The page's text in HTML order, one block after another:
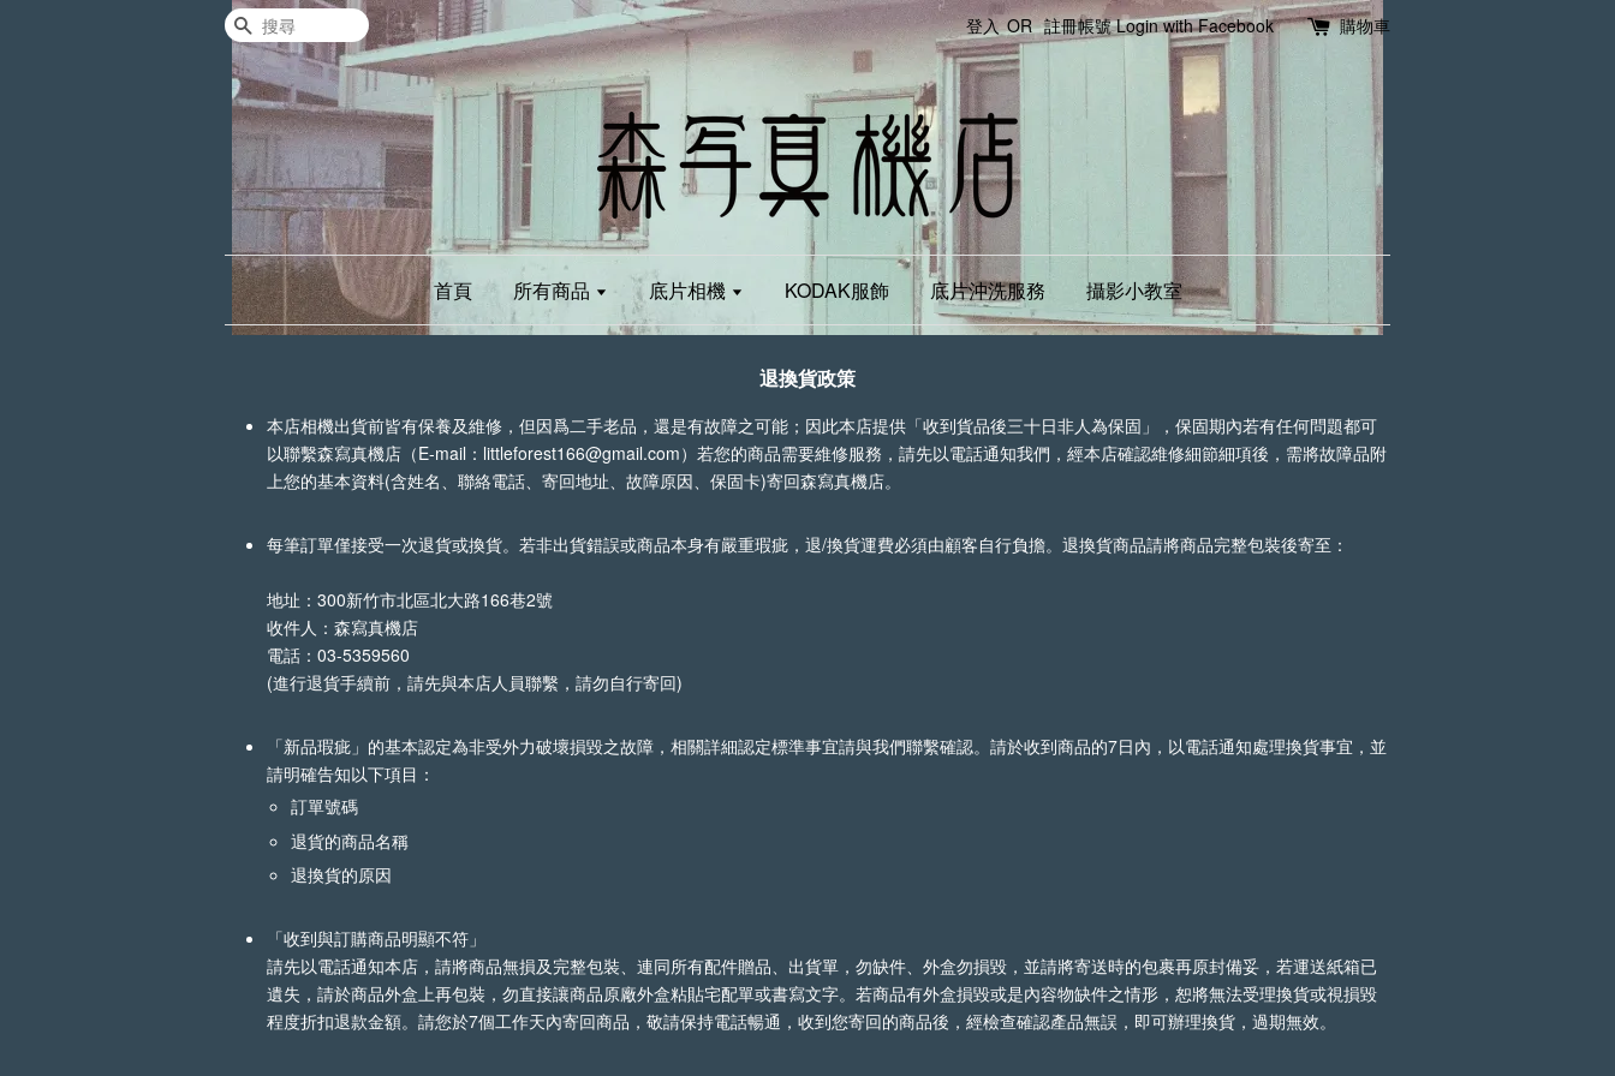
搜尋 登入 OR 註冊帳號 Login with Facebook 購物車
首頁 所有商品 底片相機 KODAK服飾 底片沖洗服務 攝影小教室
退換貨政策
本店相機出貨前皆有保養及維修，但因爲二手老品，還是有故障之可能；因此本店提供「收到貨品後三十日非人為保固」，保固期內若有任何問題都可
以聯繫森寫真機店（E-mail：littleforest166@gmail.com）若您的商品需要維修服務，請先以電話通知我們，經本店確認維修細節細項後，需將故障品附
上您的基本資料(含姓名、聯絡電話、寄回地址、故障原因、保固卡)寄回森寫真機店。
每筆訂單僅接受一次退貨或換貨。若非出貨錯誤或商品本身有嚴重瑕疵，退/換貨運費必須由顧客自行負擔。 退換貨商品請將商品完整包裝後寄至：
地址：300新竹市北區北大路166巷2號
收件人：森寫真機店
電話：03-5359560
(進行退貨手續前，請先與本店人員聯繫，請勿自行寄回)
「新品瑕疵」的基本認定為非受外力破壞損毀之故障，相關詳細認定標準事宜請與我們聯繫確認。請於收到商品的7日內，以電話通知處理換貨事宜，並
請明確告知以下項目：
訂單號碼
退貨的商品名稱
退換貨的原因
「收到與訂購商品明顯不符」
請先以電話通知本店，請將商品無損及完整包裝、連同所有配件贈品、出貨單，勿缺件、外盒勿損毀，並請將寄送時的包裹再原封備妥，若運送紙箱已
遺失，請於商品外盒上再包裝，勿直接讓商品原廠外盒粘貼宅配單或書寫文字。若商品有外盒損毀或是內容物缺件之情形，恕將無法受理換貨或視損毀
程度折扣退款金額。請您於7個工作天內寄回商品，敬請保持電話暢通，收到您寄回的商品後，經檢查確認產品無誤，即可辦理換貨，過期無效。